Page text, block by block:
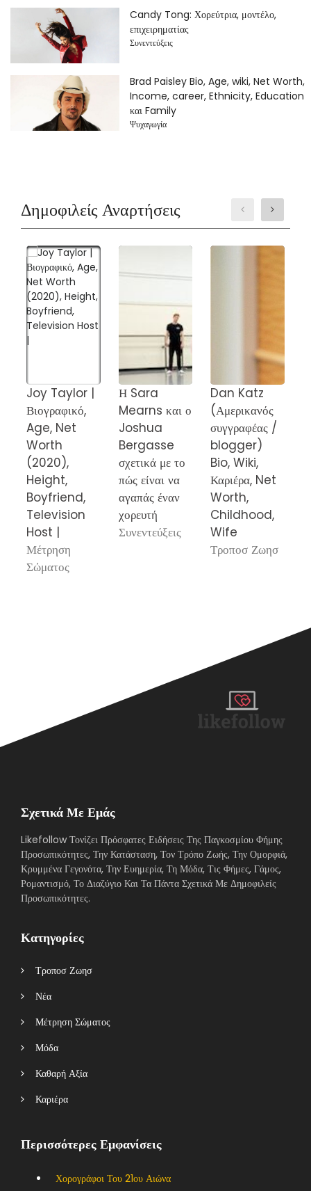
Candy Tong: Χορεύτρια, μοντέλο,
επιχειρηματίας
Συνεντεύξεις
Brad Paisley Bio, Age, wiki, Net Worth,
Income, career, Ethnicity, Education
και Family
Ψυχαγωγία
Δημοφιλείς Αναρτήσεις
Joy Taylor |
Βιογραφικό,
Age, Net
Worth
(2020),
Height,
Boyfriend,
Television
Host |
Μέτρηση
Σώματος
Η Sara
Mearns και ο
Joshua
Bergasse
σχετικά με το
πώς είναι να
αγαπάς έναν
χορευτή
Συνεντεύξεις
Dan Katz
(Αμερικανός
συγγραφέας /
blogger)
Bio, Wiki,
Καριέρα, Net
Worth,
Childhood,
Wife
Τροποσ Ζωησ
Σχετικά Με Εμάς
Likefollow Τονίζει Πρόσφατες Ειδήσεις Της Παγκοσμίου Φήμης
Προσωπικότητες, Την Κατάσταση, Τον Τρόπο Ζωής, Την Ομορφιά,
Κρυμμένα Γεγονότα, Την Ευημερία, Τη Μόδα, Τις Φήμες, Γάμος,
Ρομαντισμό, Το Διαζύγιο Και Τα Πάντα Σχετικά Με Δημοφιλείς
Προσωπικότητες.
Κατηγορίες
Τροποσ Ζωησ
Νέα
Μέτρηση Σώματος
Μόδα
Καθαρή Αξία
Καριέρα
Περισσότερες Εμφανίσεις
Χορογράφοι Του 21ου Αιώνα